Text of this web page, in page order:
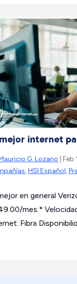
internet
G. Lozano |
,HSI Español,
en general
mes.*
Fibra